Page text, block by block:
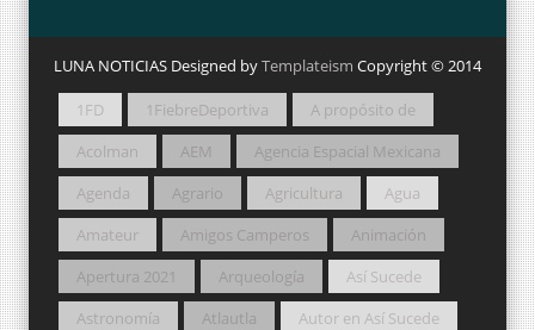
LUNA NOTICIAS Designed byTemplateism Copyright © 2014
1FD 1FiebreDeportiva
A propósito de
Acolman
AEM
Agencia Espacial Mexicana
Agenda
Agrario Agricultura
Agua
Amateur
Amigos Camperos
Animación
Apertura 2021
Arqueología
Así Sucede
Astronomía
Atlautla
Autor en Así Sucede